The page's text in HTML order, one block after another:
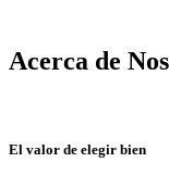
Acerca de
El valor de elegir bien